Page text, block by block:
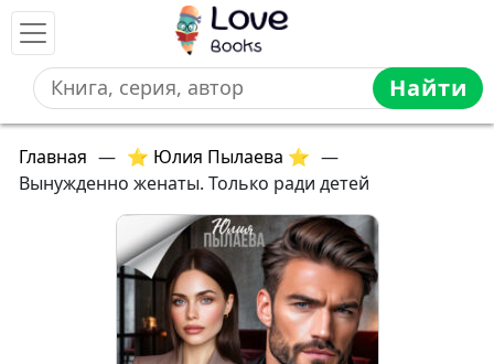
Найти
Главная — ⭐ Юлия Пылаева ⭐ —
Вынужденно женаты. Только ради детей